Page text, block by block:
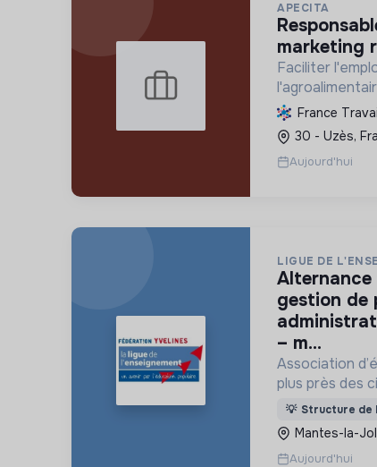
APECITA
responsable technique et
marketing
Faciliter
promouvant
biosolutions
respectueuse
France
30 - Uzès,
Aujourd'hui
LIGUE DE
alternance – assistant(e) en
gestion de
– m...
Association
plus près des
locaux pour
pour
vivre la Laïcité.
💡 Structure de
Mantes-la-
Aujourd'hui